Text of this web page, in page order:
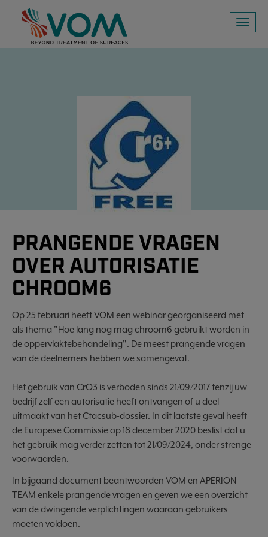
Toggle
PRANGENDE VRAGEN
OVER AUTORISATIE
CHROOM6
Op 25 februari heeft VOM een webinar georganiseerd met
als thema "Hoe lang nog mag chroom6 gebruikt worden in
de oppervlaktebehandeling". De meest prangende vragen
van de deelnemers hebben we samengevat.
Het gebruik van CrO3 is verboden sinds 21/09/2017 tenzij uw
bedrijf zelf een autorisatie heeft ontvangen of u deel
uitmaakt van het Ctacsub-dossier. In dit laatste geval heeft
de Europese Commissie op 18 december 2020 beslist dat u
het gebruik mag verder zetten tot 21/09/2024, onder strenge
voorwaarden.
In bijgaand document beantwoorden VOM en APERION
TEAM enkele prangende vragen en geven we een overzicht
van de dwingende verplichtingen waaraan gebruikers
moeten voldoen.